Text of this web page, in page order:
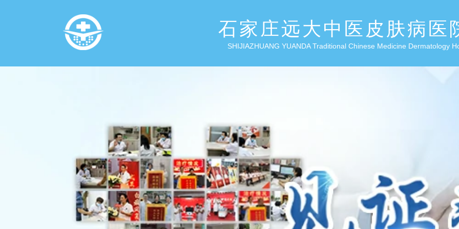
石家庄远大中医皮肤病医
SHIJIAZHUANG YUANDA Traditional Chinese Medicine Dermatology